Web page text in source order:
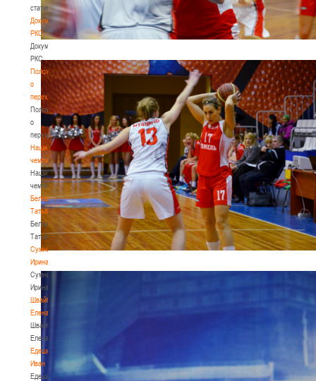
статистике
Документы
РКС
Документы
РКС
Положение
о
переходах
Положение
о
переходах
Наши
чемпионы
Наши
чемпионы
Белошапко
Татьяна
Белошапко
Татьяна
Сумникова
Ирина
Сумникова
Ирина
Швайбович
Елена
Швайбович
Елена
Едешко
Иван
Едешко